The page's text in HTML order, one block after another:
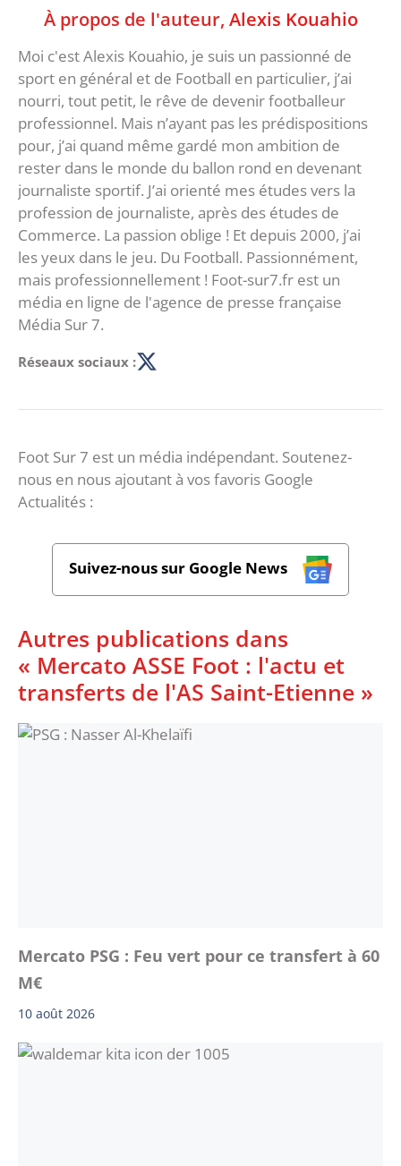
À propos de l'auteur, Alexis Kouahio
Moi c'est Alexis Kouahio, je suis un passionné de
sport en général et de Football en particulier, j’ai
nourri, tout petit, le rêve de devenir footballeur
professionnel. Mais n’ayant pas les prédispositions
pour, j’ai quand même gardé mon ambition de
rester dans le monde du ballon rond en devenant
journaliste sportif. J’ai orienté mes études vers la
profession de journaliste, après des études de
Commerce. La passion oblige ! Et depuis 2000, j’ai
les yeux dans le jeu. Du Football. Passionnément,
mais professionnellement ! Foot-sur7.fr est un
média en ligne de l'agence de presse française
Média Sur 7.
Réseaux sociaux :
Foot Sur 7 est un média indépendant. Soutenez-
nous en nous ajoutant à vos favoris Google
Actualités :
Suivez-nous sur Google News
Autres publications dans
« Mercato ASSE Foot : l'actu et
transferts de l'AS Saint-Etienne »
Mercato PSG : Feu vert pour ce transfert à 60
M€
10 août 2026